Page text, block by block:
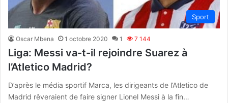
Sport
Oscar Mbena 1 octobre 2020 1 7 144
Liga: Messi va-t-il rejoindre Suarez à
l’Atletico Madrid?
D’après le média sportif Marca, les dirigeants de l’Atletico de
Madrid rêveraient de faire signer Lionel Messi à la fin…